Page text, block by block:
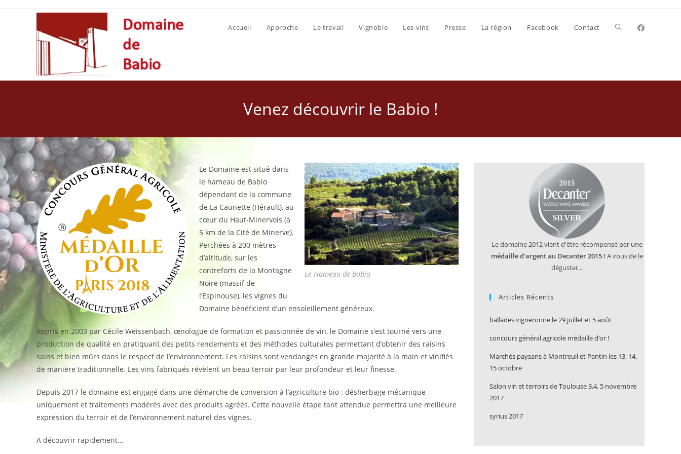
Accueil Approche Le travail Vignoble Les vins Presse La région Facebook Contact Toggle
Venez découvrir le Babio !
Le Hameau de Babio
Le Domaine est situé dans
le hameau de Babio
dépendant de la commune
de La Caunette (Hérault), au
cœur du Haut-Minervois (à
5 km de la Cité de Minerve).
Perchées à 200 mètres
d’altitude, sur les
contreforts de la Montagne
Noire (massif de
l’Espinouse), les vignes du
Domaine bénéficient d’un ensoleillement généreux.
Repris en 2003 par Cécile Weissenbach, œnologue de formation et passionnée de vin, le Domaine s’est tourné vers une
production de qualité en pratiquant des petits rendements et des méthodes culturales permettant d’obtenir des raisins
sains et bien mûrs dans le respect de l’environnement. Les raisins sont vendangés en grande majorité à la main et vinifiés
de manière traditionnelle. Les vins fabriqués révèlent un beau terroir par leur profondeur et leur finesse.
Depuis 2017 le domaine est engagé dans une démarche de conversion à l’agriculture bio : désherbage mécanique
uniquement et traitements modérés avec des produits agréés. Cette nouvelle étape tant attendue permettra une meilleure
expression du terroir et de l’environnement naturel des vignes.
A découvrir rapidement…
Le domaine 2012 vient d'être récompensé par une
médaille d'argent au Decanter 2015 ! A vous de le
déguster...
Articles Récents
ballades vigneronne le 29 juillet et 5 août
concours général agricole médaille d’or !
Marchés paysans à Montreuil et Pantin les 13, 14,
15 octobre
Salon vin et terroirs de Toulouse 3,4, 5 novembre
2017
syrius 2017